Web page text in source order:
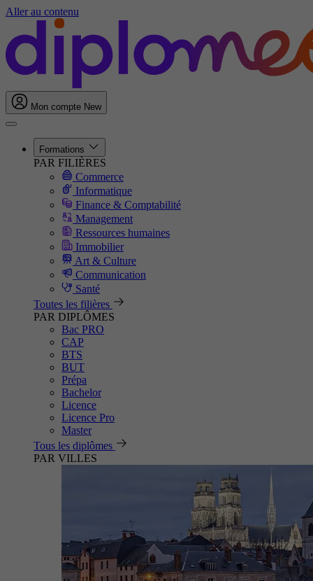
Aller au contenu
Mon compte New
Formations
PAR FILIÈRES
Commerce
Informatique
Finance & Comptabilité
Management
Ressources humaines
Immobilier
Art & Culture
Communication
Santé
Toutes les filières
PAR DIPLÔMES
Bac PRO
CAP
BTS
BUT
Prépa
Bachelor
Licence
Licence Pro
Master
Tous les diplômes
PAR VILLES